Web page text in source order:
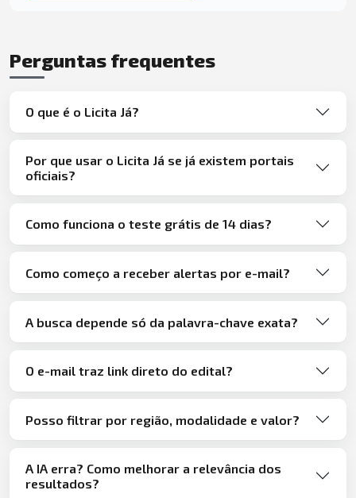
Perguntas frequentes
O que é o Licita Já?
Por que usar o Licita Já se já existem portais
oficiais?
Como funciona o teste grátis de 14 dias?
Como começo a receber alertas por e-mail?
A busca depende só da palavra-chave exata?
O e-mail traz link direto do edital?
Posso filtrar por região, modalidade e valor?
A IA erra? Como melhorar a relevância dos
resultados?